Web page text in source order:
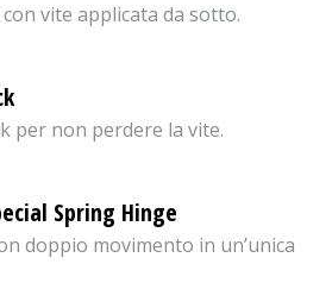
vite applicata da sotto.
per non perdere la vite.
Spring Hinge
doppio movimento in un’unica